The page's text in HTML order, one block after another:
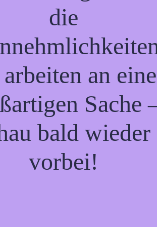
die
an
Sache
bald wieder
vorbei!